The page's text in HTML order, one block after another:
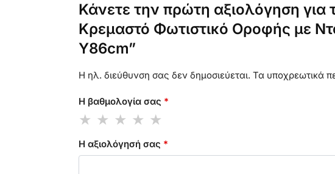
Κάνετε την πρώτη αξιολόγηση για
Κρεμαστό Φωτιστικό Οροφής με
Y86cm”
Η ηλ. διεύθυνση σας δεν δημοσιεύεται. Τα υποχρεωτικά
Η βαθμολογία σας *
Η αξιολόγησή σας *